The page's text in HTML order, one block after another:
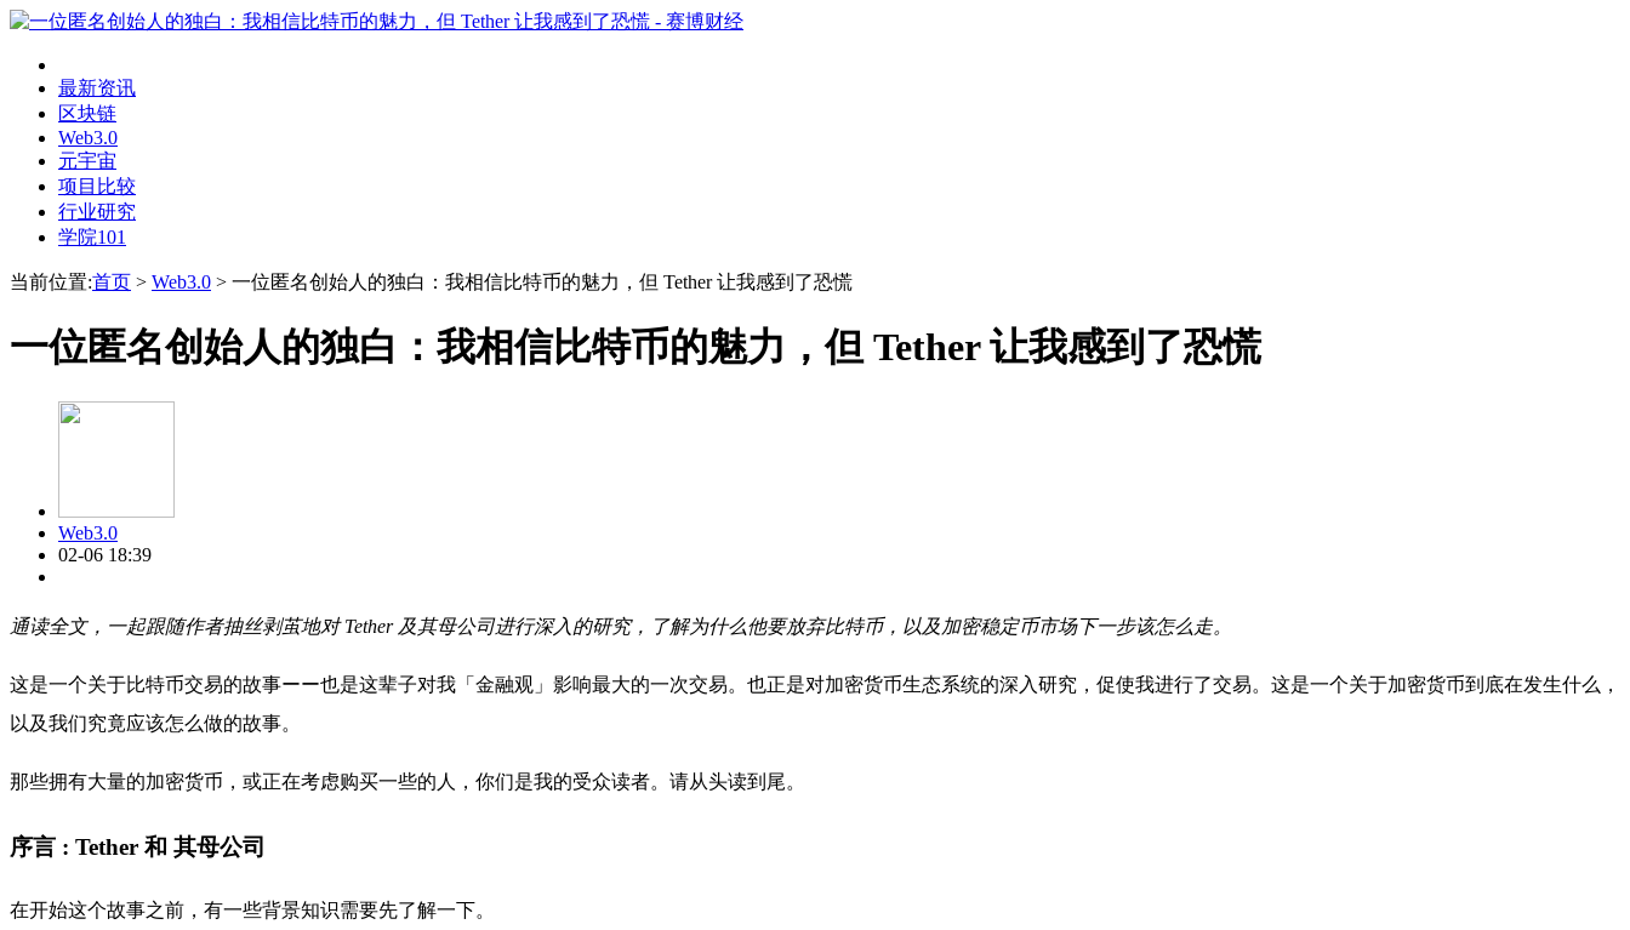
最新资讯
区块链
Web3.0
元宇宙
项目比较
行业研究
学院101
当前位置:首页 > Web3.0 > 一位匿名创始人的独白：我相信比特币的魅力，但 Tether 让我感到了恐慌
一位匿名创始人的独白：我相信比特币的魅力，但 Tether 让我感到了恐慌
Web3.0
02-06 18:39
通读全文，一起跟随作者抽丝剥茧地对 Tether 及其母公司进行深入的研究，了解为什么他要放弃比特币，以及加密稳定币市场下一步该怎么走。
这是一个关于比特币交易的故事ーー也是这辈子对我「金融观」影响最大的一次交易。也正是对加密货币生态系统的深入研究，促使我进行了交易。这是一个关于加密货币到底在发生什么，
以及我们究竟应该怎么做的故事。
那些拥有大量的加密货币，或正在考虑购买一些的人，你们是我的受众读者。请从头读到尾。
序言 : Tether 和 其母公司
在开始这个故事之前，有一些背景知识需要先了解一下。